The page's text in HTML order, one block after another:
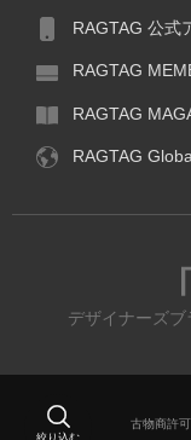
絞り込む
RAGTAG 公式
RAGTAG
RAGTAG
RAGTAG
デザイナーズ
古物商許